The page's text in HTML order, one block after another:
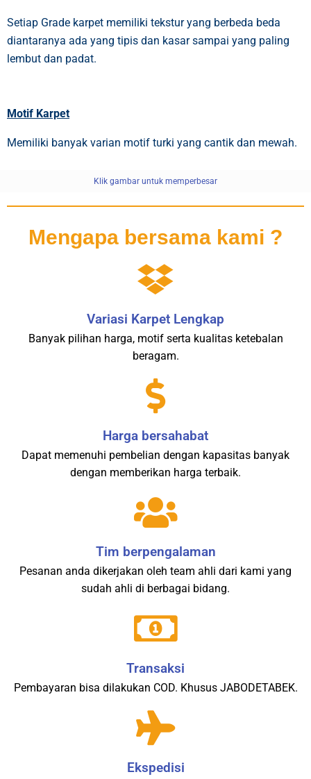
Setiap Grade karpet memiliki tekstur yang berbeda beda
diantaranya ada yang tipis dan kasar sampai yang paling
lembut dan padat.
Motif Karpet
Memiliki banyak varian motif turki yang cantik dan mewah.
Klik gambar untuk memperbesar
Mengapa bersama kami ?
Variasi Karpet Lengkap
Banyak pilihan harga, motif serta kualitas ketebalan
beragam.
Harga bersahabat
Dapat memenuhi pembelian dengan kapasitas banyak
dengan memberikan harga terbaik.
Tim berpengalaman
Pesanan anda dikerjakan oleh team ahli dari kami yang
sudah ahli di berbagai bidang.
Transaksi
Pembayaran bisa dilakukan COD. Khusus JABODETABEK.
Ekspedisi